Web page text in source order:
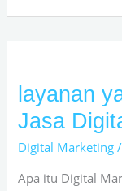
layanan
Jasa
Digital Marketing
Apa itu Digital
layanan
yang
oleh
Jasa